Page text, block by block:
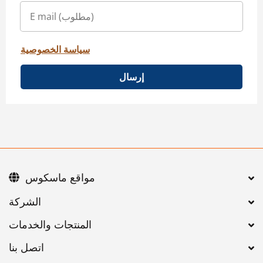
سياسة الخصوصية
إرسال
اتصل بنا
مواقع ماسكوس